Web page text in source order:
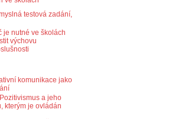
testová zadání,
je nutné ve školách
výchovu
komunikace jako
a jeho
kterým je ovládán